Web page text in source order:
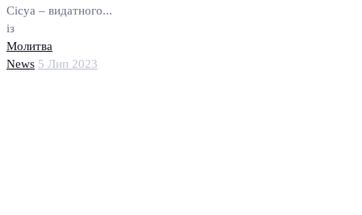
Сісуа – видатного...
із
Молитва
News 5 Лип 2023